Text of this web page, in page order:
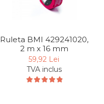
Ruleta BMI 429241020,
2 m x 16 mm
59,92 Lei
TVA inclus